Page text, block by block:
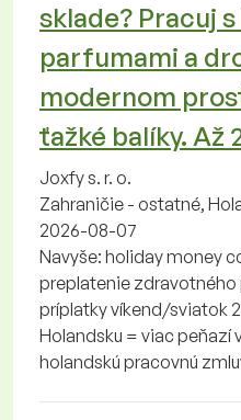
sklade? Pracuj
parfumami a
modernom
ťažké balíky. Až
Joxfy s. r. o.
Zahraničie - ostatné,
2026-08-07
Navyše: holiday money
preplatenie zdravotného
príplatky víkend/sviatok
Holandsku = viac peňazí
holandskú pracovnú